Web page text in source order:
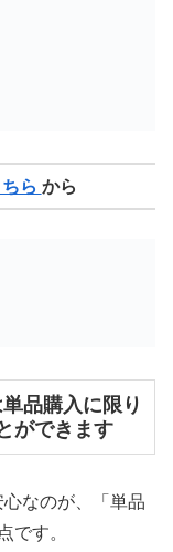
ら から
品購入に限り
ができます
なのが、「単品
です。